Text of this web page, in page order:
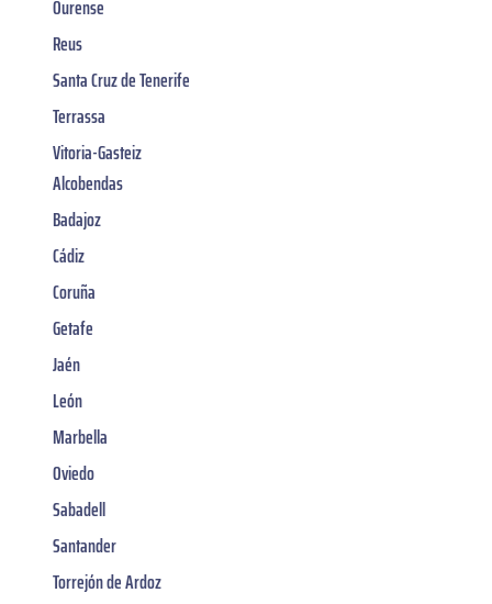
Ourense
Reus
Santa Cruz de Tenerife
Terrassa
Vitoria-Gasteiz
Alcobendas
Badajoz
Cádiz
Coruña
Getafe
Jaén
León
Marbella
Oviedo
Sabadell
Santander
Torrejón de Ardoz